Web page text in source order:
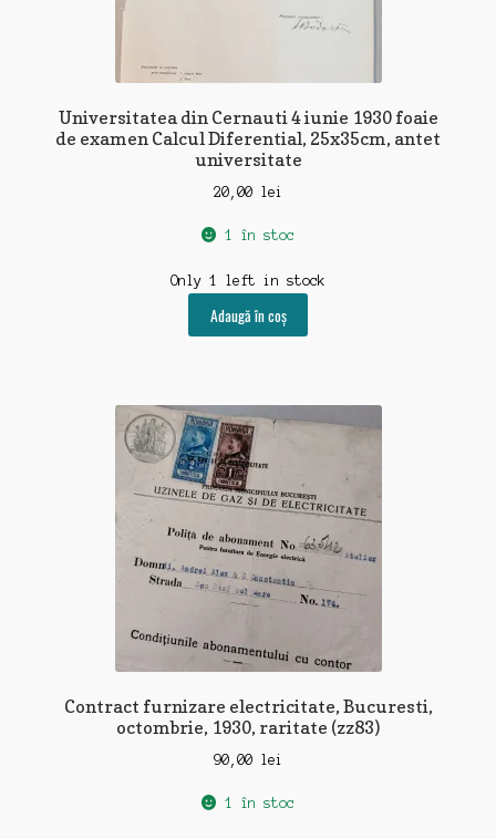
Universitatea din Cernauti 4 iunie 1930 foaie
de examen Calcul Diferential, 25x35cm, antet
universitate
20,00 lei
1 în stoc
Only 1 left in stock
Adaugă în coș
Contract furnizare electricitate, Bucuresti,
octombrie, 1930, raritate (zz83)
90,00 lei
1 în stoc